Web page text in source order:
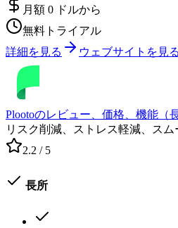
月額 0 ドルから
無料トライアル
詳細を見る
ウェブサイトを見る
Plootoのレビュー、価格、機能（
リスク削減、ストレス軽減、スム
2.2 / 5
長所